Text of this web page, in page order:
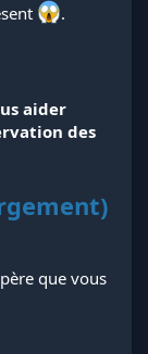
.
aider
des
que vous